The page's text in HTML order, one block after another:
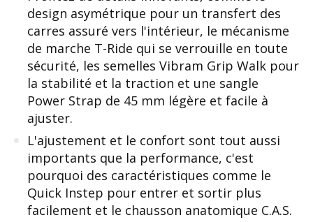
design asymétrique pour un transfert des
carres assuré vers l'intérieur, le mécanisme
de marche T-Ride qui se verrouille en toute
sécurité, les semelles Vibram Grip Walk pour
la stabilité et la traction et une sangle
Power Strap de 45 mm légère et facile à
ajuster.
L'ajustement et le confort sont tout aussi
importants que la performance, c'est
pourquoi des caractéristiques comme le
Quick Instep pour entrer et sortir plus
facilement et le chausson anatomique C.A.S.